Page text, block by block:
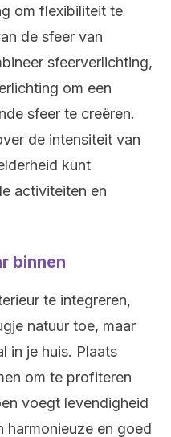
om flexibiliteit te
de sfeer van
sfeerverlichting,
om een
sfeer te creëren.
de intensiteit van
kunt
activiteiten en
binnen
te integreren,
natuur toe, maar
in je huis. Plaats
om te profiteren
voegt levendigheid
harmonieuze en goed